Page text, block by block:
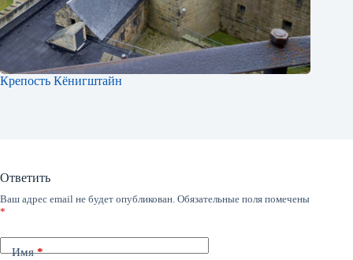
Крепость Кёнигштайн
Ответить
Ваш адрес email не будет опубликован. Обязательные поля помечены
*
Имя*